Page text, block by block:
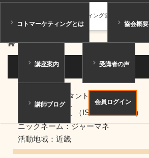
一般社団法人コトマーケティング協会
コトマーケティングとは 協会概要
講座案内 受講者の声
講師ブログ 会員ログイン
ホーム 講師紹介
講師紹介
シニアコンサルタント
伊坂 光恵
（ISAKA MITSUE）
ニックネーム：ジャーマネ
活動地域：近畿